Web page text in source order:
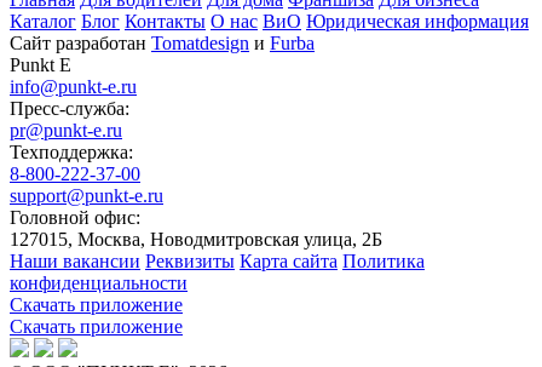
Каталог Блог Контакты О нас ВиО Юридическая информация
Сайт разработан Tomatdesign и Furba
Punkt E
info@punkt-e.ru
Пресс-служба:
pr@punkt-e.ru
Техподдержка:
8-800-222-37-00
support@punkt-e.ru
Головной офис:
127015, Москва, Новодмитровская улица, 2Б
Наши вакансии Реквизиты Карта сайта Политика
конфиденциальности
Скачать приложение
Скачать приложение